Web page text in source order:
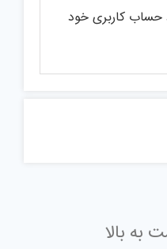
حساب کاربری خود
به بالا